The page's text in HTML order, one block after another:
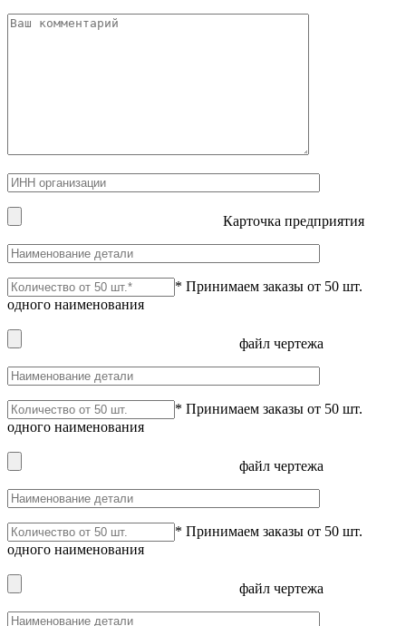
Карточка предприятия
* Принимаем заказы от 50 шт.
одного наименования
файл чертежа
* Принимаем заказы от 50 шт.
одного наименования
файл чертежа
* Принимаем заказы от 50 шт.
одного наименования
файл чертежа